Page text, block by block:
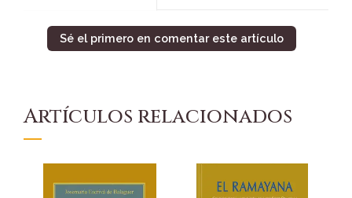
Sé el primero en comentar este artículo
Artículos relacionados